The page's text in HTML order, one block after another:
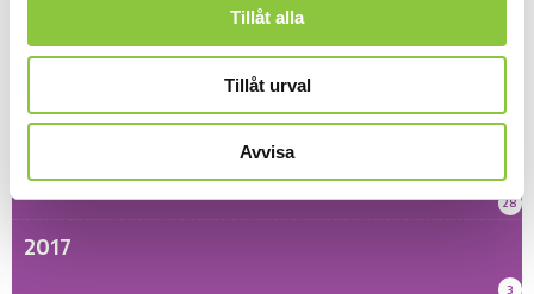
Tillåt alla
Tillåt urval
Avvisa
15
28
2017
3